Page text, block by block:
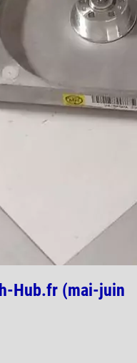
Hub.fr (mai-juin